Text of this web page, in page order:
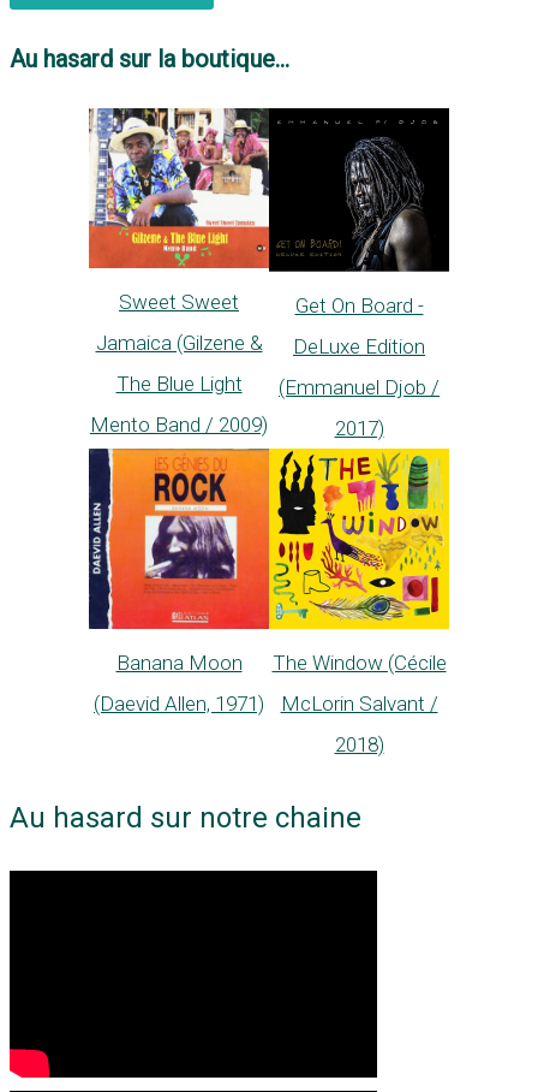
Au hasard sur la boutique...
Sweet Sweet
Jamaica (Gilzene &
The Blue Light
Mento Band / 2009)
Get On Board -
DeLuxe Edition
(Emmanuel Djob /
2017)
Banana Moon
(Daevid Allen, 1971)
The Window (Cécile
McLorin Salvant /
2018)
Au hasard sur notre chaine